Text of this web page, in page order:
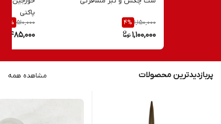
1,150,000
4%
1,100,000
پاکتی
510,000
%
485,000
پربازدیدترین محصولات مشاهده همه